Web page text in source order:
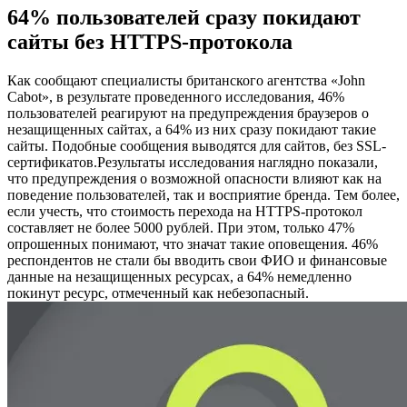
64% пользователей сразу покидают
сайты без HTTPS-протокола
Как сообщают специалисты британского агентства «John
Cabot», в результате проведенного исследования, 46%
пользователей реагируют на предупреждения браузеров о
незащищенных сайтах, а 64% из них сразу покидают такие
сайты. Подобные сообщения выводятся для сайтов, без SSL-
сертификатов.Результаты исследования наглядно показали,
что предупреждения о возможной опасности влияют как на
поведение пользователей, так и восприятие бренда. Тем более,
если учесть, что стоимость перехода на HTTPS-протокол
составляет не более 5000 рублей. При этом, только 47%
опрошенных понимают, что значат такие оповещения. 46%
респондентов не стали бы вводить свои ФИО и финансовые
данные на незащищенных ресурсах, а 64% немедленно
покинут ресурс, отмеченный как небезопасный.